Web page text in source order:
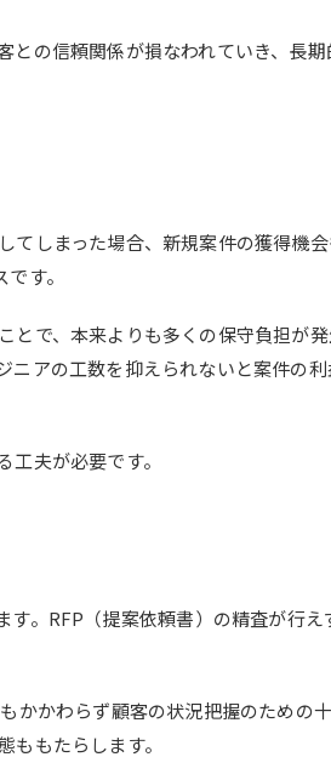
の信頼関係が損なわれていき、長
しまった場合、新規案件の獲得機
す。
で、本来よりも多くの保守負担が
アの工数を抑えられないと案件の
夫が必要です。
。RFP（提案依頼書）の精査が行
かかわらず顧客の状況把握のための
もたらします。